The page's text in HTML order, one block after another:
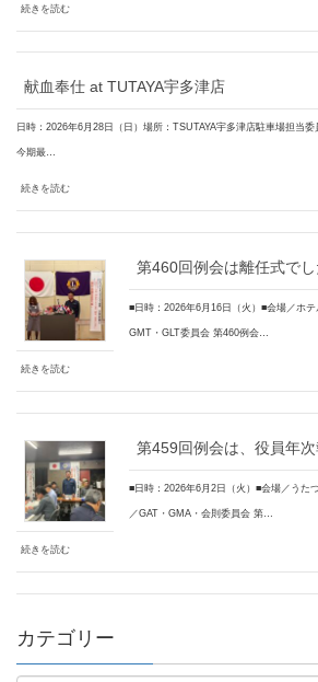
続きを読む
献血奉仕 at TUTAYA宇多津店
日時：2026年6月28日（日）場所：TSUTAYA宇多津店駐車場担当
今期最…
続きを読む
第460回例会は離任式でし
■日時：2026年6月16日（火）■会場／ホ
GMT・GLT委員会 第460例会…
続きを読む
第459回例会は、役員年次
■日時：2026年6月2日（火）■会場／うた
／GAT・GMA・会則委員会 第…
続きを読む
カテゴリー